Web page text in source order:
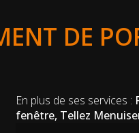
DE
En plus de ses services :
fenêtre, Tellez